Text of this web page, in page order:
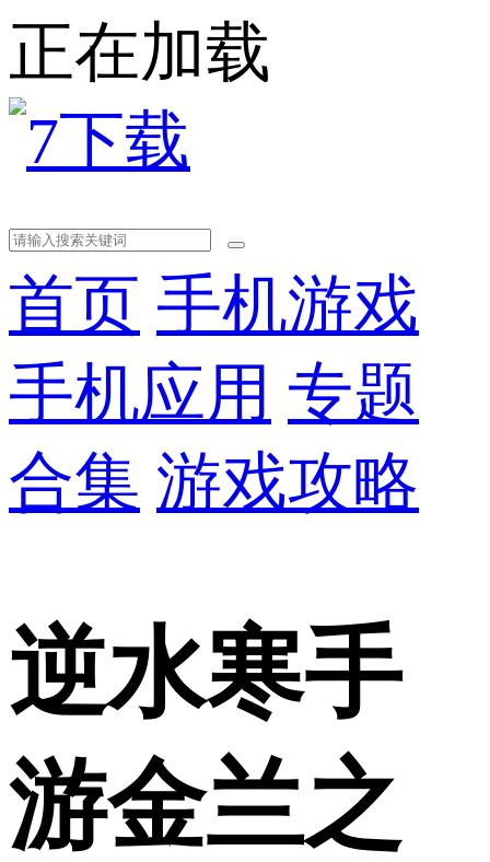
正在加载
首页 手机游戏
手机应用 专题
合集 游戏攻略
逆水寒手
游金兰之